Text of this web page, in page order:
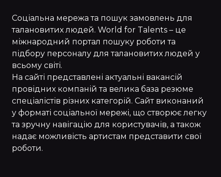
Соціальна мережа та пошук замовлень для
талановитих людей. World for Talents – це
міжнародний портал пошуку роботи та
підбору персоналу для талановитих людей у
всьому світі.
На сайті представлені актуальні вакансій
провідних компаній та велика база резюме
спеціалістів різних категорій. Сайт виконаний
у форматі соціальної мережі, що створює легку
та зручну навігацію для користувачів, а також
надає можливість артистам представити свої
роботи.